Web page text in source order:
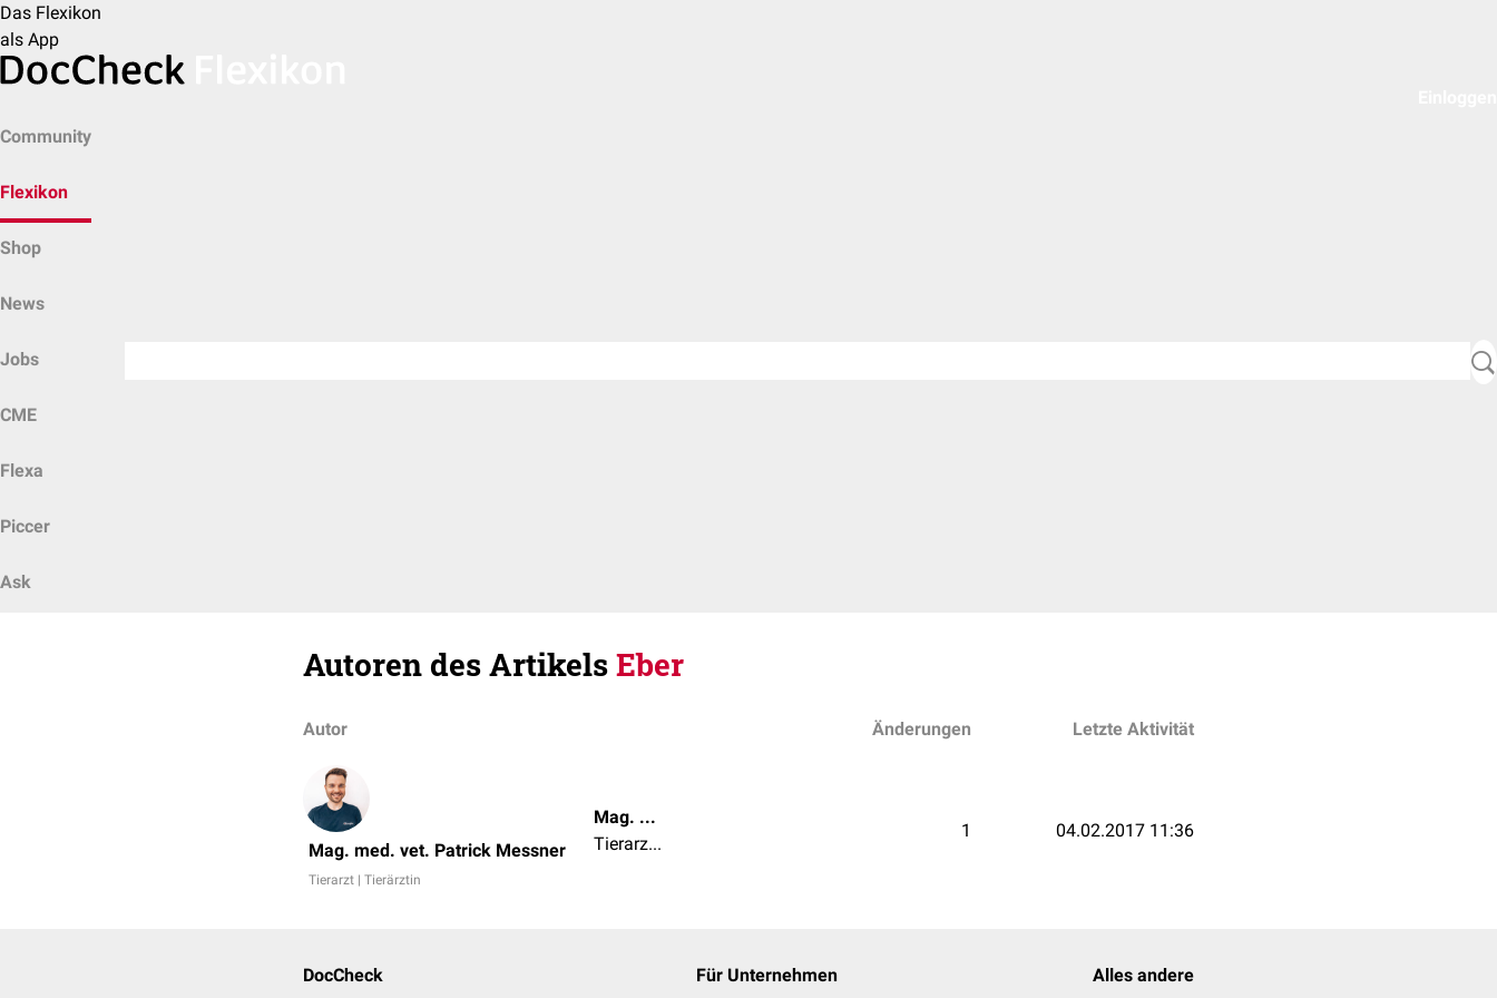
Das Flexikon
als App
Community
Flexikon
Shop
News
Jobs
CME
Flexa
Piccer
Ask
Autoren des ArtikelsEber
Autor Änderungen Letzte Aktivität
Mag. med. vet. Patrick Messner
Tierarzt | Tierärztin
Mag. med. vet. Patrick Messner
Tierarzt | Tierärztin
1 04.02.2017 11:36
DocCheck Für Unternehmen Alles andere